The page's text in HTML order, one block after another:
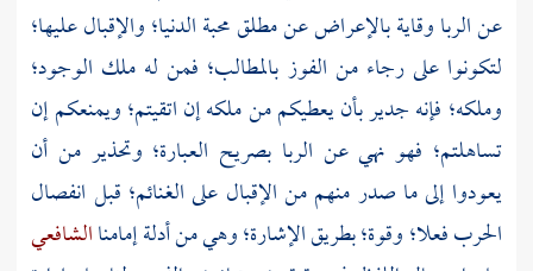
عن الربا وقاية بالإعراض عن مطلق محبة الدنيا؛ والإقبال عليها؛
لتكونوا على رجاء من الفوز بالمطالب؛ فمن له ملك الوجود؛
وملكه؛ فإنه جدير بأن يعطيكم من ملكه إن اتقيتم؛ ويمنعكم إن
تساهلتم؛ فهو نهي عن الربا بصريح العبارة؛ وتحذير من أن
يعودوا إلى ما صدر منهم من الإقبال على الغنائم؛ قبل انفصال
الحرب فعلا؛ وقوة؛ بطريق الإشارة؛ وهي من أدلة إمامناالشافعي